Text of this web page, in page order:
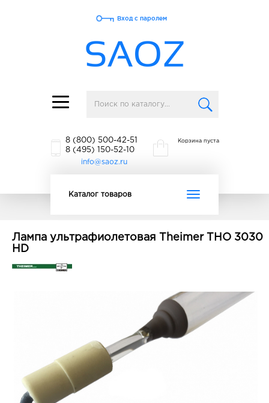
Toggle
navigation
Вход с паролем
8 (800) 500-42-51
8 (495) 150-52-10
info@saoz.ru
Корзина пуста
Toggle
Каталог товаров
Лампа ультрафиолетовая Theimer THO 3030
HD